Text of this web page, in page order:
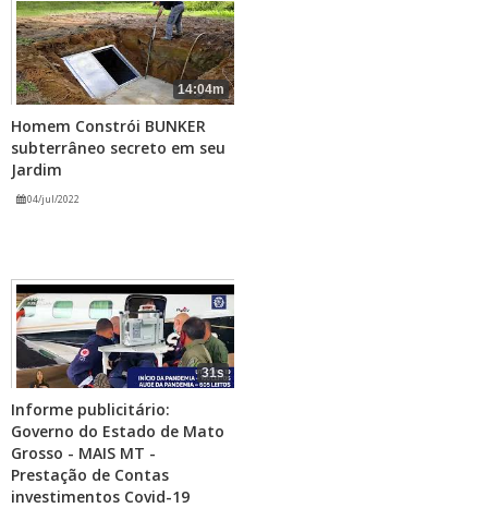
14:04m
Homem Constrói BUNKER
subterrâneo secreto em seu
Jardim
04/jul/2022
31s
Informe publicitário:
Governo do Estado de Mato
Grosso - MAIS MT -
Prestação de Contas
investimentos Covid-19